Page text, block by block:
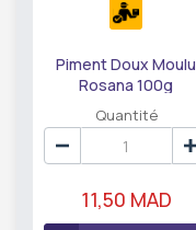
Piment Doux Moulu
Rosana 100g
Quantité
11,50 MAD